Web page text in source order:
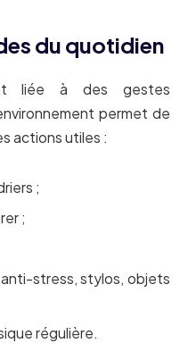
du quotidien
liée à des gestes
permet de
actions utiles :
;
;
stress, stylos, objets
régulière.